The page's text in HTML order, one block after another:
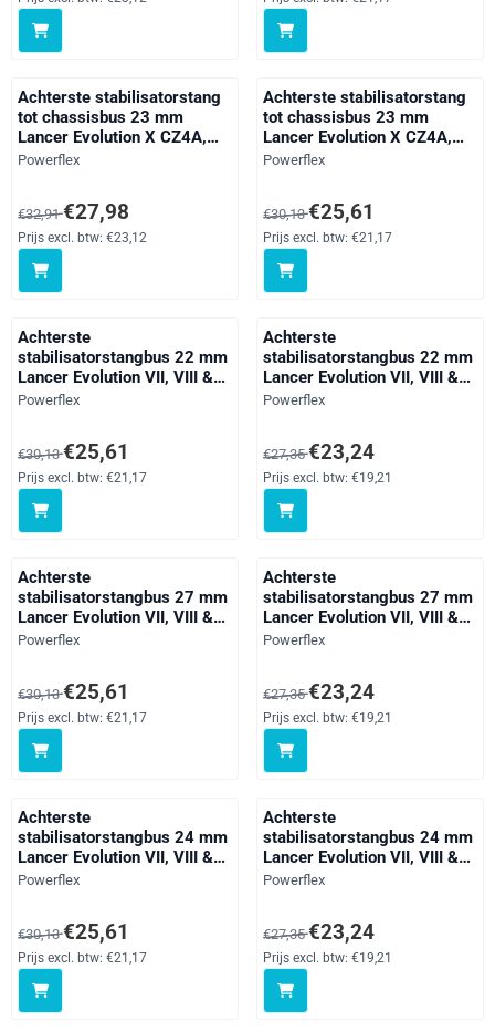
Achterste stabilisatorstang
tot chassisbus 23 mm
Lancer Evolution X CZ4A,
black
Merk:
Powerflex
Van 32,91 voor 27,98, exclusief btw: 23,12
€32,91€27,98
Prijs excl. btw: €23,12
Achterste stabilisatorstang
tot chassisbus 23 mm
Lancer Evolution X CZ4A,
straat
Merk:
Powerflex
Van 30,13 voor 25,61, exclusief
€30,13€25,61
Prijs excl. btw: €21,17
Achterste
stabilisatorstangbus 22 mm
Lancer Evolution VII, VIII &
IX inc 260, black
Merk:
Powerflex
Van 30,13 voor 25,61, exclusief btw: 21,17
€30,13€25,61
Prijs excl. btw: €21,17
Achterste
stabilisatorstangbus 22 mm
Lancer Evolution VII, VIII &
IX inc 260, straat
Merk:
Powerflex
Van 27,35 voor 23,24, exclusief
€27,35€23,24
Prijs excl. btw: €19,21
Achterste
stabilisatorstangbus 27 mm
Lancer Evolution VII, VIII &
IX inc 260, black
Merk:
Powerflex
Van 30,13 voor 25,61, exclusief btw: 21,17
€30,13€25,61
Prijs excl. btw: €21,17
Achterste
stabilisatorstangbus 27 mm
Lancer Evolution VII, VIII &
IX inc 260, straat
Merk:
Powerflex
Van 27,35 voor 23,24, exclusief
€27,35€23,24
Prijs excl. btw: €19,21
Achterste
stabilisatorstangbus 24 mm
Lancer Evolution VII, VIII &
IX inc 260, black
Merk:
Powerflex
Van 30,13 voor 25,61, exclusief btw: 21,17
€30,13€25,61
Prijs excl. btw: €21,17
Achterste
stabilisatorstangbus 24 mm
Lancer Evolution VII, VIII &
IX inc 260, straat
Merk:
Powerflex
Van 27,35 voor 23,24, exclusief
€27,35€23,24
Prijs excl. btw: €19,21